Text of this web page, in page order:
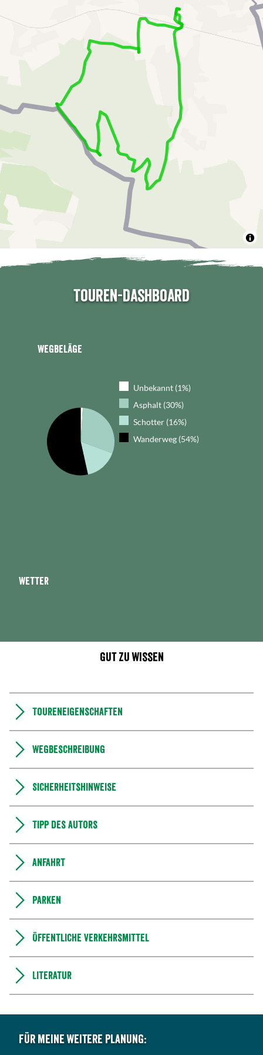
Touren-Dashboard
Wegbeläge
Unbekannt (1%)
Asphalt (30%)
Schotter (16%)
Wanderweg (54%)
Wetter
Gut zu wissen
Toureneigenschaften
Wegbeschreibung
Sicherheitshinweise
Tipp des Autors
Anfahrt
Parken
Öffentliche Verkehrsmittel
Literatur
Für meine weitere Planung: